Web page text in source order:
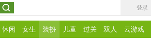
登录
休闲 女生 装扮 儿童 过关 双人 云游戏